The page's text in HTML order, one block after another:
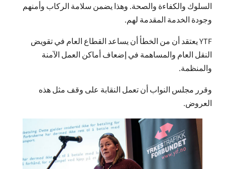
السلوك والكفاءة والصحة. وهذا يضمن سلامة الركاب وأمنهم
وجودة الخدمة المقدمة لهم.
YTF يعتقد أن من الخطأ أن يساعد القطاع العام في تقويض
النقل العام والمساهمة في إضعاف أماكن العمل الآمنة
والمنظمة.
وقرر مجلس النواب أن تعمل النقابة على وقف مثل هذه
العروض.